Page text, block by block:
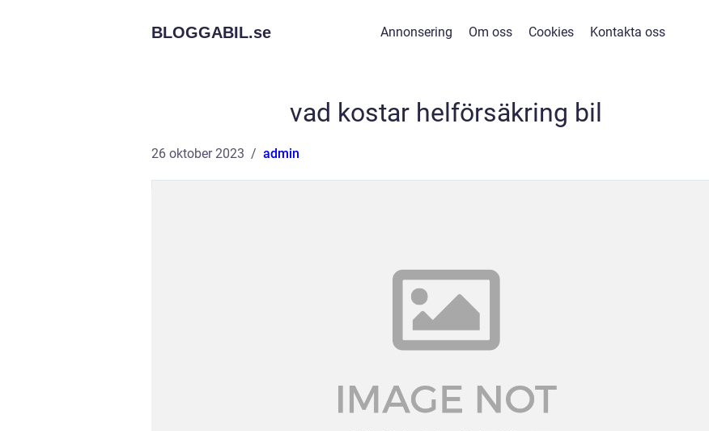
BLOGGABIL.se Annonsering Om oss Cookies Kontakta oss
vad kostar helförsäkring bil
26 oktober 2023 admin